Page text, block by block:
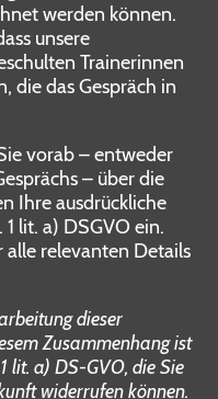
werden können.
unsere
Trainerinnen
die das Gespräch in
vorab – entweder
– über die
Ihre ausdrückliche
lit. a) DSGVO ein.
alle relevanten Details
dieser
Zusammenhang ist
lit. a) DS-GVO, die Sie
widerrufen können.